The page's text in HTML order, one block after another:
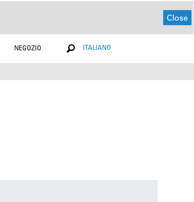
Close
NEGOZIO ITALIANO